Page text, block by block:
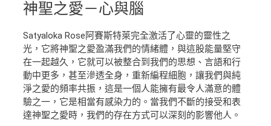
神聖之愛－心與腦
Satyaloka Rose阿賽斯特萊完全激活了心靈的靈性之
光，它將神聖之愛盈滿我們的情緒體，與這股能量堅守
在一起越久，它就可以被整合到我們的思想、言語和行
動中更多，甚至滲透全身，重新編程細胞，讓我們與純
淨之愛的頻率共振，這是一個人能擁有最令人滿意的體
驗之一，它是相當有感染力的。當我們不斷的接受和表
達神聖之愛時，我們的存在方式可以深刻的影響他人。